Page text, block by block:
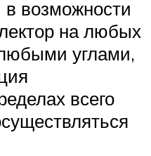
возможности
на любых
углами,
всего